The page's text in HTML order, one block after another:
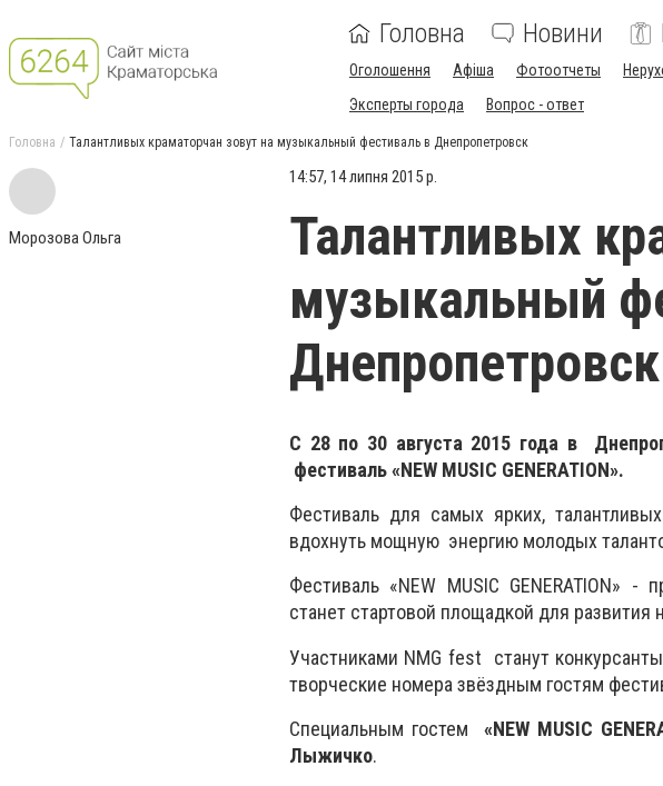
Головна Новини
Оголошення Афіша Фотоотчеты
Эксперты города
Вопрос - ответ
Головна Талантливых краматорчан зовут на музыкальный фестиваль в Днепропетровск
Морозова Ольга
14:57, 14 липня 2015 р.
Талантливых
музыкальный
Днепропетровск
С 28 по 30 августа 2015 года в
фестиваль «NEW MUSIC GENERATION».
Фестиваль для самых ярких,
вдохнуть мощную энергию молодых
Фестиваль «NEW MUSIC GENERATION»
станет стартовой площадкой для развития
Участниками NMG fest станут
творческие номера звёздным гостям
Специальным гостем «NEW MUSIC
Лыжичко.